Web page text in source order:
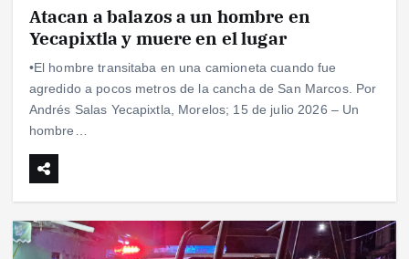
Atacan a balazos a un hombre en
Yecapixtla y muere en el lugar
•El hombre transitaba en una camioneta cuando fue
agredido a pocos metros de la cancha de San Marcos. Por
Andrés Salas Yecapixtla, Morelos; 15 de julio 2026 – Un
hombre…